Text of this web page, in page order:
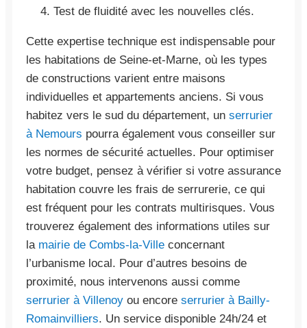
Test de fluidité avec les nouvelles clés.
Cette expertise technique est indispensable pour
les habitations de Seine-et-Marne, où les types
de constructions varient entre maisons
individuelles et appartements anciens. Si vous
habitez vers le sud du département, un serrurier
à Nemours pourra également vous conseiller sur
les normes de sécurité actuelles. Pour optimiser
votre budget, pensez à vérifier si votre assurance
habitation couvre les frais de serrurerie, ce qui
est fréquent pour les contrats multirisques. Vous
trouverez également des informations utiles sur
la mairie de Combs-la-Ville concernant
l’urbanisme local. Pour d’autres besoins de
proximité, nous intervenons aussi comme
serrurier à Villenoy ou encore serrurier à Bailly-
Romainvilliers. Un service disponible 24h/24 et